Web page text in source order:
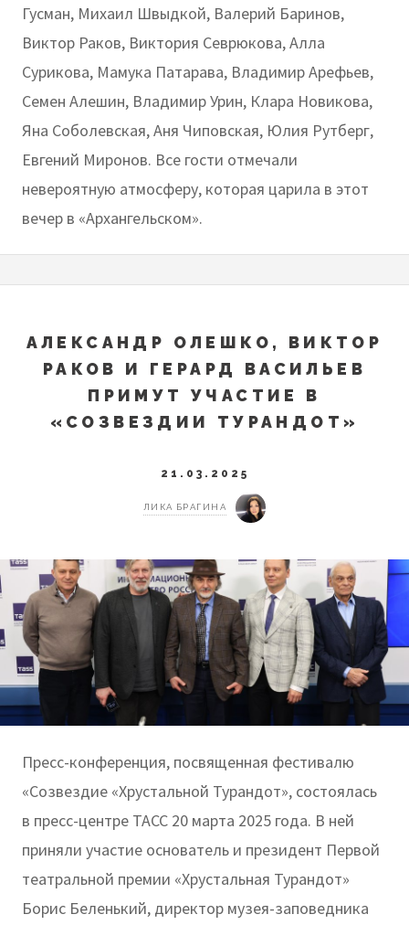
Гусман, Михаил Швыдкой, Валерий Баринов,
Виктор Раков, Виктория Севрюкова, Алла
Сурикова, Мамука Патарава, Владимир Арефьев,
Семен Алешин, Владимир Урин, Клара Новикова,
Яна Соболевская, Аня Чиповская, Юлия Рутберг,
Евгений Миронов. Все гости отмечали
невероятную атмосферу, которая царила в этот
вечер в «Архангельском».
АЛЕКСАНДР ОЛЕШКО, ВИКТОР
РАКОВ И ГЕРАРД ВАСИЛЬЕВ
ПРИМУТ УЧАСТИЕ В
«СОЗВЕЗДИИ ТУРАНДОТ»
21.03.2025
ЛИКА БРАГИНА
Пресс-конференция, посвященная фестивалю
«Созвездие «Хрустальной Турандот», состоялась
в пресс-центре ТАСС 20 марта 2025 года. В ней
приняли участие основатель и президент Первой
театральной премии «Хрустальная Турандот»
Борис Беленький, директор музея-заповедника